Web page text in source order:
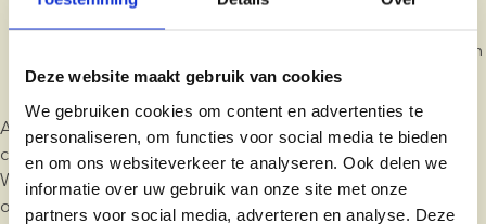
Deze website maakt gebruik van cookies
We gebruiken cookies om content en advertenties te
personaliseren, om functies voor social media te bieden
en om ons websiteverkeer te analyseren. Ook delen we
informatie over uw gebruik van onze site met onze
partners voor social media, adverteren en analyse. Deze
informatie die u krijgt.
Zodra wij u de identiteitsgegevens over uw donor hebben
verstrekt, laten wij de donor weten dat een kind zijn
identiteitsgegevens heeft ontvangen.
Als u contact wilt zoeken met uw donor, dan nemen wij
contact met hem op om te bekijken of hij geïnteresseerd is.
Wij bieden hem een adviesgesprek aan om hem te helpen
om te gaan met deze nieuwe situatie.